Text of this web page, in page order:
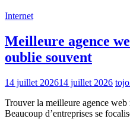
Internet
Meilleure agence
oublie souvent
14 juillet 202614 juillet 2026
Trouver la meilleure agence
Beaucoup d’entreprises se